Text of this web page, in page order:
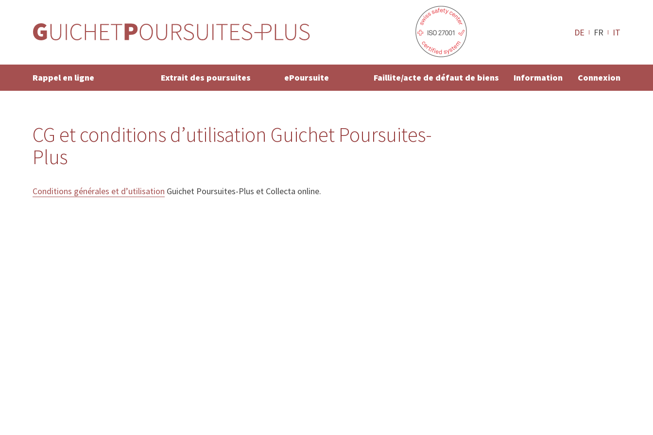
DE FR IT
Rappel en ligne Extrait des poursuites ePoursuite Faillite/acte de défaut de biens Information Connexion
CG et conditions d’utilisation Guichet Poursuites-
Plus
Conditions générales et d’utilisation Guichet Poursuites-Plus et Collecta online.